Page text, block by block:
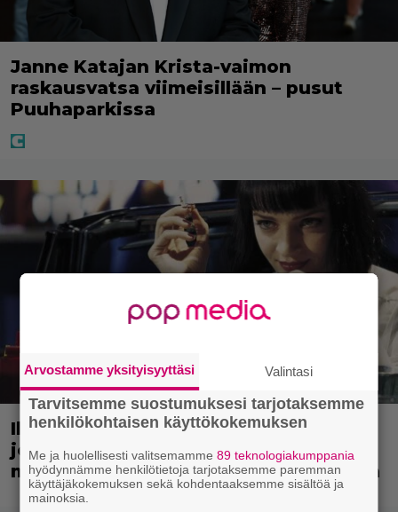
Janne Katajan Krista-vaimon
raskausvatsa viimeisillään – pusut
Puuhaparkissa
Illalla tv:ssä: 90-luvun rikoselokuva
joka ei vanhene koskaan – rönsyilevä
mestariteos kestää aikaa ja kulutusta
Arvostamme yksityisyyttäsi Valintasi
Tarvitsemme suostumuksesi tarjotaksemme
henkilökohtaisen käyttökokemuksen
Me ja huolellisesti valitsemamme89 teknologiakumppania
hyödynnämme henkilötietoja tarjotaksemme paremman
käyttäjäkokemuksen sekä kohdentaaksemme sisältöä ja
mainoksia.